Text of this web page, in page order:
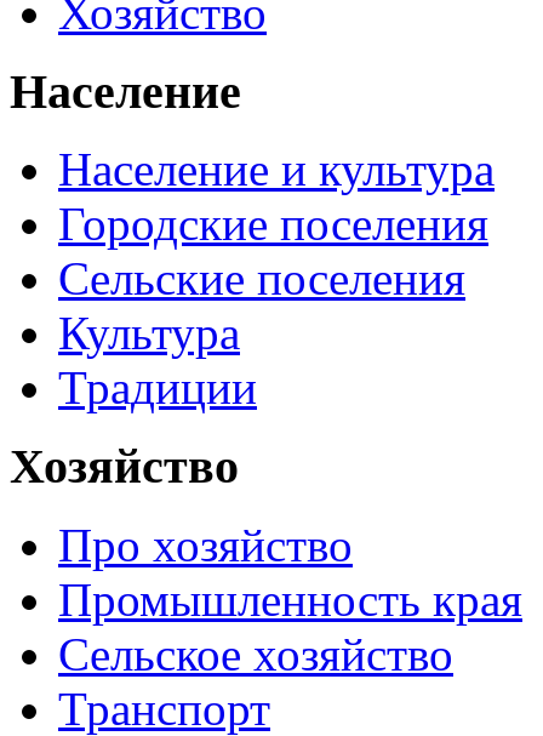
Хозяйство
Население
Население и культура
Городские поселения
Сельские поселения
Культура
Традиции
Хозяйство
Про хозяйство
Промышленность края
Сельское хозяйство
Транспорт